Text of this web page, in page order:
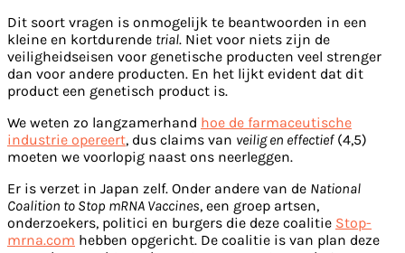
Dit soort vragen is onmogelijk te beantwoorden in een
kleine en kortdurende trial. Niet voor niets zijn de
veiligheidseisen voor genetische producten veel strenger
dan voor andere producten. En het lijkt evident dat dit
product een genetisch product is.
We weten zo langzamerhand hoe de farmaceutische
industrie opereert, dus claims van veilig en effectief(4,5)
moeten we voorlopig naast ons neerleggen.
Er is verzet in Japan zelf. Onder andere van de National
Coalition to Stop mRNA Vaccines, een groep artsen,
onderzoekers, politici en burgers die deze coalitie Stop-
mrna.com hebben opgericht. De coalitie is van plan deze